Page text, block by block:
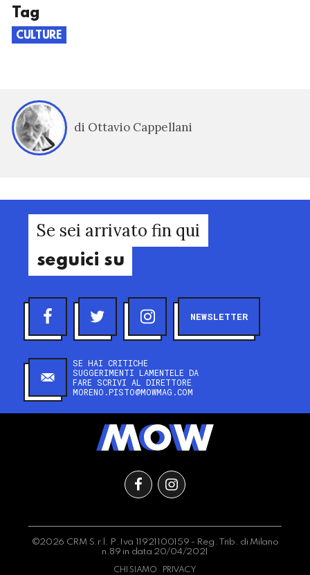
Tag
CULTURE
di Ottavio Cappellani
Se sei arrivato fin qui
seguici su
NEWSLETTER
SE HAI CRITICHE
SUGGERIMENTI LAMENTELE DA
FARE SCRIVI AL DIRETTORE
MORENO.PISTO@MOWMAG.COM
©2026 CRM S.r.l. P.Iva 11921100159 - Reg. Trib. di Milano
n.89 in data 20/04/2021
CHI SIAMO PRIVACY